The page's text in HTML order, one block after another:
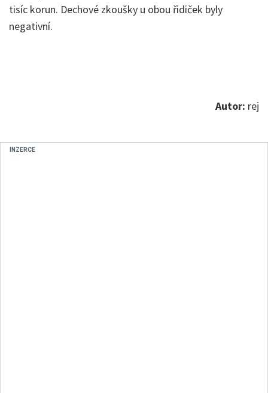
tisíc korun. Dechové zkoušky u obou řidiček byly
negativní.
Autor: rej
INZERCE